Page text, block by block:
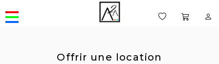
Offrir une location